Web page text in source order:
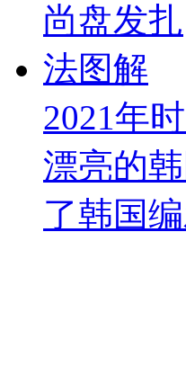
2021年
漂亮的
了韩国